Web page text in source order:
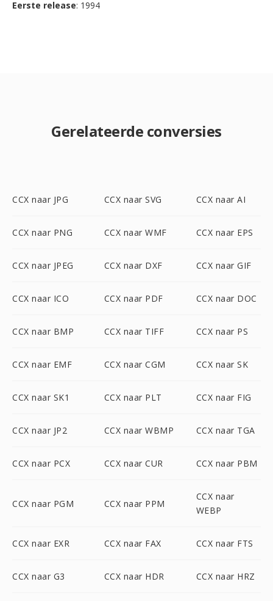
Eerste release: 1994
Gerelateerde conversies
CCX naar JPG CCX naar SVG CCX naar AI
CCX naar PNG CCX naar WMF CCX naar EPS
CCX naar JPEG CCX naar DXF CCX naar GIF
CCX naar ICO CCX naar PDF CCX naar DOC
CCX naar BMP CCX naar TIFF CCX naar PS
CCX naar EMF CCX naar CGM CCX naar SK
CCX naar SK1 CCX naar PLT CCX naar FIG
CCX naar JP2 CCX naar WBMP CCX naar TGA
CCX naar PCX CCX naar CUR CCX naar PBM
CCX naar PGM CCX naar PPM
CCX naar
WEBP
CCX naar EXR CCX naar FAX CCX naar FTS
CCX naar G3 CCX naar HDR CCX naar HRZ